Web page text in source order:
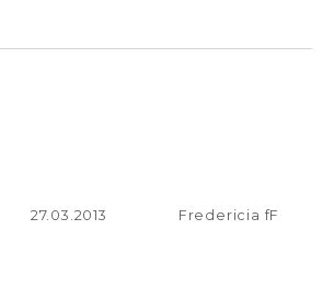
27.03.2013 Fredericia fF